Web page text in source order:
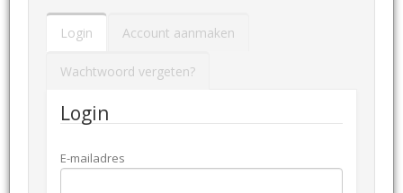
Login Account aanmaken
Wachtwoord vergeten?
Login
E-mailadres